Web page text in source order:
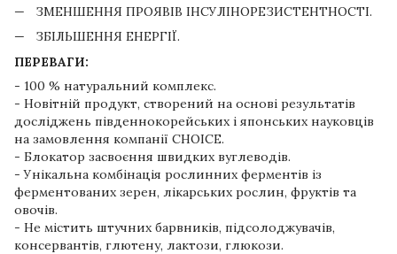
ЗМЕНШЕННЯ ПРОЯВІВ ІНСУЛІНОРЕЗИСТЕНТНОСТІ.
ЗБІЛЬШЕННЯ ЕНЕРГІЇ.
ПЕРЕВАГИ:
- 100 % натуральний комплекс.
- Новітній продукт, створений на основі результатів
досліджень південнокорейських і японських науковців
на замовлення компанії CHOICE.
- Блокатор засвоєння швидких вуглеводів.
- Унікальна комбінація рослинних ферментів із
ферментованих зерен, лікарських рослин, фруктів та
овочів.
- Не містить штучних барвників, підсолоджувачів,
консервантів, глютену, лактози, глюкози.